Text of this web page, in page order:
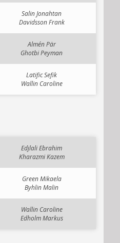
Salin Jonahtan
Davidsson Frank
Almén Pär
Ghotbi Peyman
Latific Sefik
Wallin Caroline
Edjlali Ebrahim
Kharazmi Kazem
Green Mikaela
Byhlin Malin
Wallin Caroline
Edholm Markus